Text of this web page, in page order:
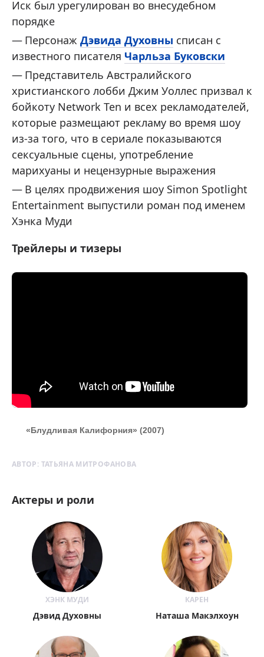
Иск был урегулирован во внесудебном
порядке
Персонаж Дэвида Духовны списан с
известного писателя Чарльза Буковски
Представитель Австралийского
христианского лобби Джим Уоллес призвал к
бойкоту Network Ten и всех рекламодателей,
которые размещают рекламу во время шоу
из-за того, что в сериале показываются
сексуальные сцены, употребление
марихуаны и нецензурные выражения
В целях продвижения шоу Simon Spotlight
Entertainment выпустили роман под именем
Хэнка Муди
Трейлеры и тизеры
«Блудливая Калифорния» (2007)
АВТОР: ТАТЬЯНА МИТРОФАНОВА
Актеры и роли
ХЭНК МУДИ
Дэвид Духовны
КАРЕН
Наташа Макэлхоун